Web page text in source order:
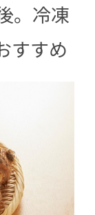
。冷凍
すすめ